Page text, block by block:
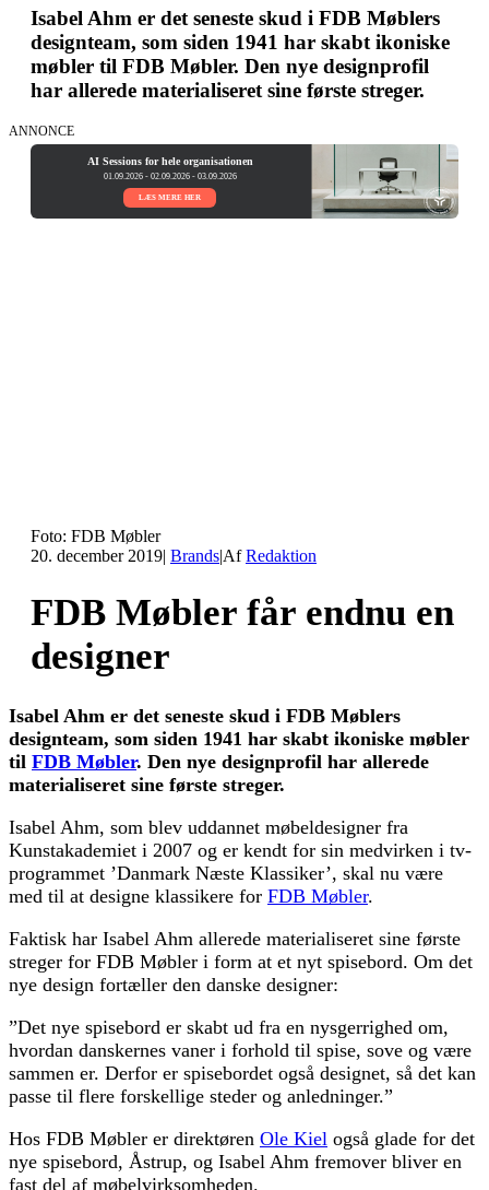
Isabel Ahm er det seneste skud i FDB Møblers
designteam, som siden 1941 har skabt ikoniske
møbler til FDB Møbler. Den nye designprofil
har allerede materialiseret sine første streger.
ANNONCE
AI Sessions for hele organisationen
01.09.2026 - 02.09.2026 - 03.09.2026
LÆS MERE HER
Foto: FDB Møbler
20. december 2019| Brands|AfRedaktion
FDB Møbler får endnu en
designer
Isabel Ahm er det seneste skud i FDB Møblers
designteam, som siden 1941 har skabt ikoniske møbler
til FDB Møbler. Den nye designprofil har allerede
materialiseret sine første streger.
Isabel Ahm, som blev uddannet møbeldesigner fra
Kunstakademiet i 2007 og er kendt for sin medvirken i tv-
programmet ’Danmark Næste Klassiker’, skal nu være
med til at designe klassikere for FDB Møbler.
Faktisk har Isabel Ahm allerede materialiseret sine første
streger for FDB Møbler i form at et nyt spisebord. Om det
nye design fortæller den danske designer:
”Det nye spisebord er skabt ud fra en nysgerrighed om,
hvordan danskernes vaner i forhold til spise, sove og være
sammen er. Derfor er spisebordet også designet, så det kan
passe til flere forskellige steder og anledninger.”
Hos FDB Møbler er direktøren Ole Kiel også glade for det
nye spisebord, Åstrup, og Isabel Ahm fremover bliver en
fast del af møbelvirksomheden.